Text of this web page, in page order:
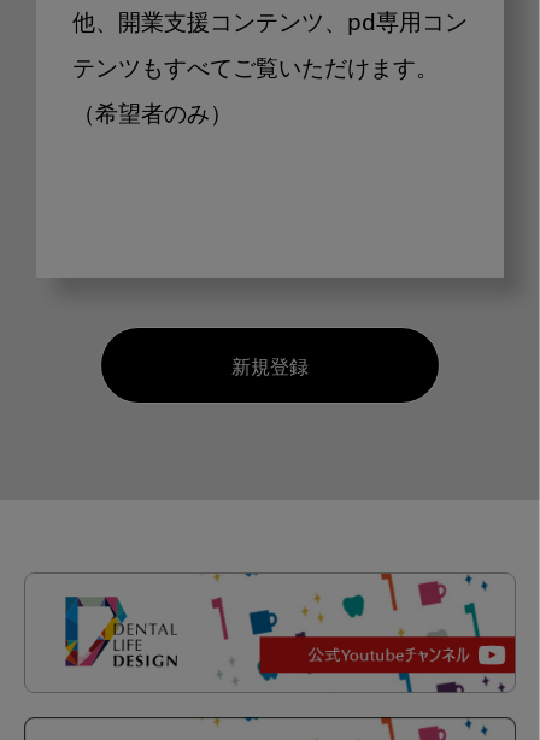
他、開業支援コンテンツ、pd専用コン
テンツもすべてご覧いただけます。
（希望者のみ）
新規登録